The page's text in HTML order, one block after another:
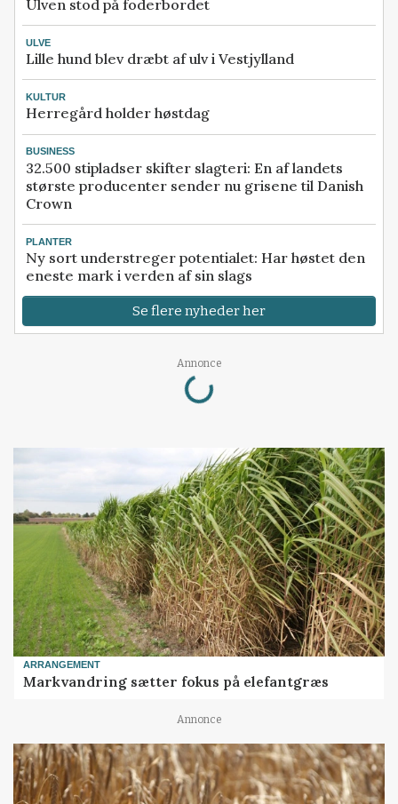
Ulven stod på foderbordet
ULVE
Lille hund blev dræbt af ulv i Vestjylland
KULTUR
Herregård holder høstdag
BUSINESS
32.500 stipladser skifter slagteri: En af landets
største producenter sender nu grisene til Danish
Crown
PLANTER
Ny sort understreger potentialet: Har høstet den
eneste mark i verden af sin slags
Se flere nyheder her
Annonce
Loading...
ARRANGEMENT
Markvandring sætter fokus på elefantgræs
Annonce